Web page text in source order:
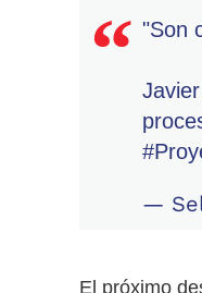
"Son
—
El próximo